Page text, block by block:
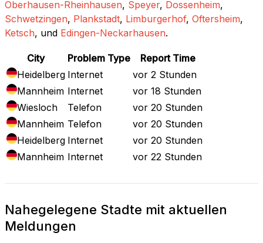
Oberhausen-Rheinhausen, Speyer, Dossenheim,
Schwetzingen, Plankstadt, Limburgerhof, Oftersheim,
Ketsch, und Edingen-Neckarhausen.
City Problem Type
Report Time
Heidelberg Internet
vor 2 Stunden
Mannheim Internet
vor 18 Stunden
Wiesloch
Telefon
vor 20 Stunden
Mannheim Telefon
vor 20 Stunden
Heidelberg Internet
vor 20 Stunden
Mannheim Internet vor 22 Stunden
Nahegelegene Stadte mit aktuellen
Meldungen